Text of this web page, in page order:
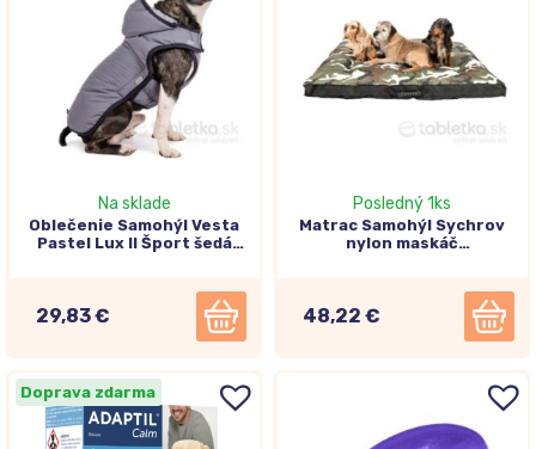
Na sklade
Oblečenie Samohýl Vesta
Pastel Lux II Šport šedá
29,83 €
Posledný 1ks
Matrac Samohýl Sychrov
nylon maskáč
48,22 €
Doprava zdarma